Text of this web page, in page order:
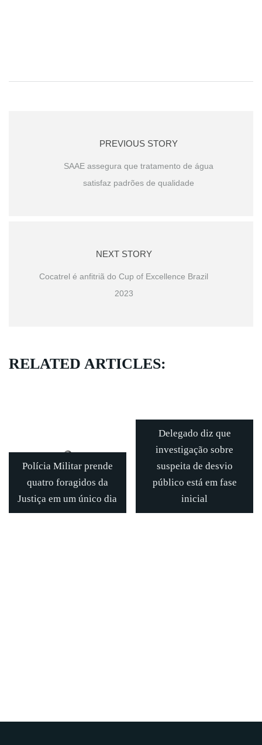
PREVIOUS STORY
SAAE assegura que tratamento de água
satisfaz padrões de qualidade
NEXT STORY
Cocatrel é anfitriã do Cup of Excellence Brazil
2023
RELATED ARTICLES:
Polícia Militar prende
quatro foragidos da
Justiça em um único dia
Delegado diz que
investigação sobre
suspeita de desvio
público está em fase
inicial